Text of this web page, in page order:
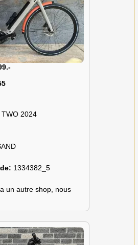
TWO 2024
1334382_5
un autre shop, nous